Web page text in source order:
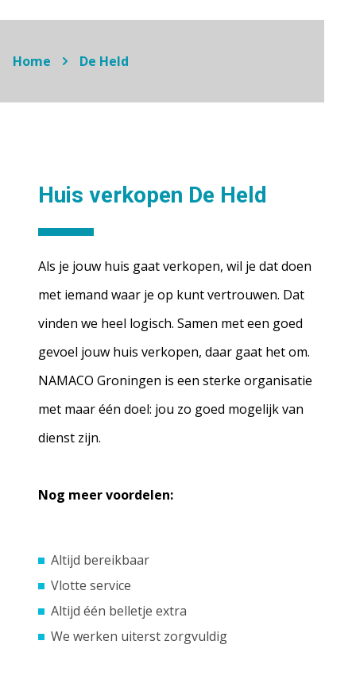
Home De Held
Huis verkopen De Held
Als je jouw huis gaat verkopen, wil je dat doen
met iemand waar je op kunt vertrouwen. Dat
vinden we heel logisch. Samen met een goed
gevoel jouw huis verkopen, daar gaat het om.
NAMACO Groningen is een sterke organisatie
met maar één doel: jou zo goed mogelijk van
dienst zijn.
Nog meer voordelen:
Altijd bereikbaar
Vlotte service
Altijd één belletje extra
We werken uiterst zorgvuldig